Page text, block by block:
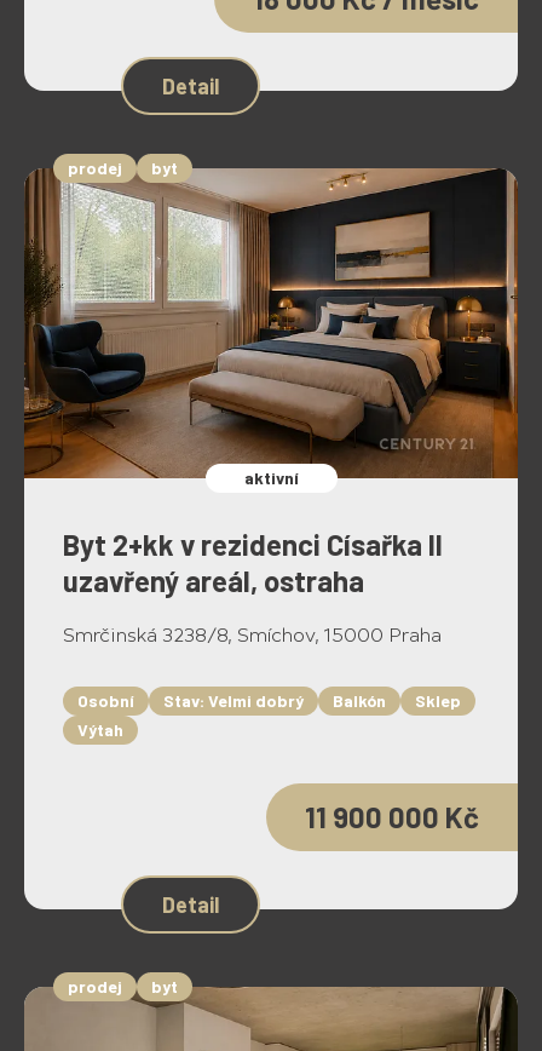
Detail
prodej byt
aktivní
Byt 2+kk v rezidenci Císařka II
uzavřený areál, ostraha
Smrčinská 3238/8, Smíchov, 15000 Praha
Osobní Stav: Velmi dobrý Balkón
Sklep
Výtah
11 900 000 Kč
Detail
prodej byt